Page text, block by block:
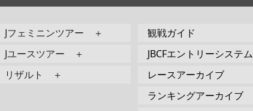
Jフェミニンツアー ＋
Jユースツアー ＋
リザルト ＋
観戦ガイド
JBCFエントリーシステム
レースアーカイブ
ランキングアーカイブ